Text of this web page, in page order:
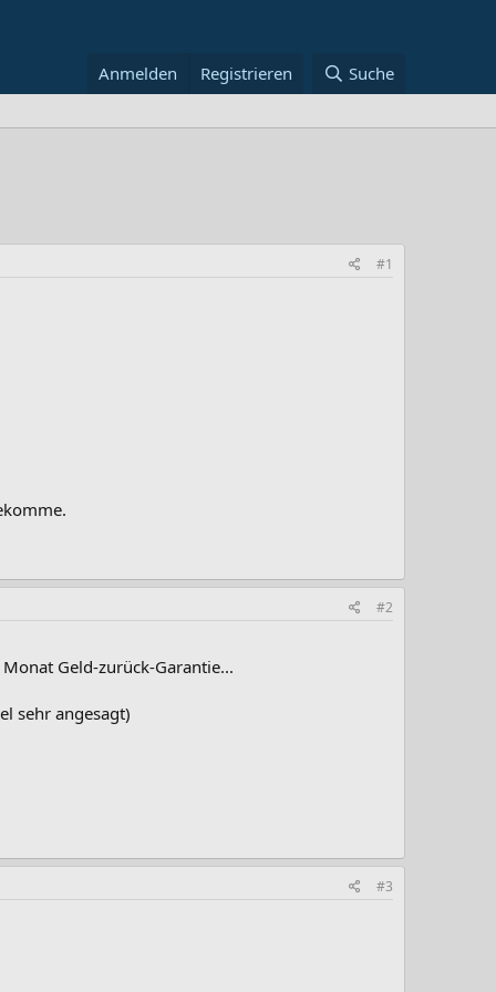
Anmelden Registrieren Suche
#1
#2
Geld-zurück-Garantie...
sehr angesagt)
#3